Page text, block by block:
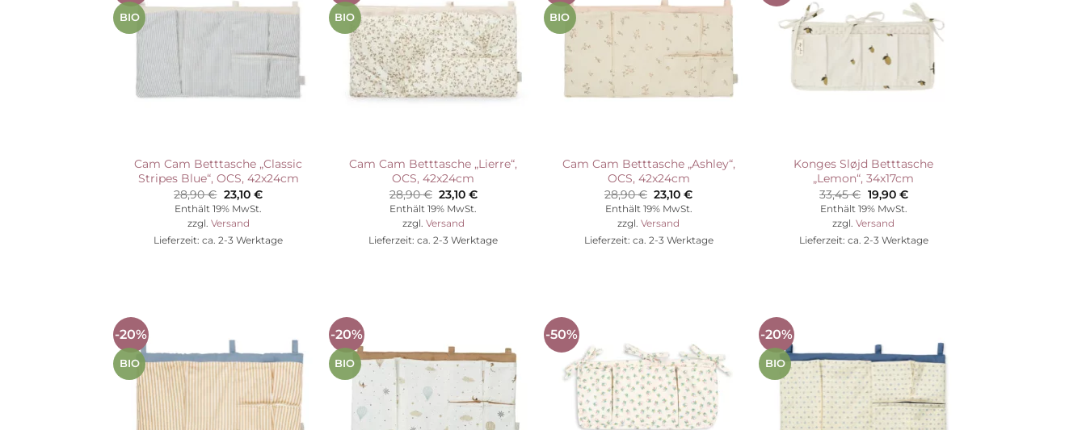
BIO
Wunschliste
Cam Cam Betttasche „Classic
Stripes Blue“, OCS, 42x24cm
28,90€ Ursprünglicher
Preis
war:
28,90 €
23,10 €Aktueller
Enthält 19% MwSt.
zzgl. Versand
Lieferzeit: ca. 2-3 Werktage
BIO
Wunschliste
Cam Cam Betttasche „Lierre“,
OCS, 42x24cm
28,90€ Ursprünglicher
Preis
war:
28,90 €
23,10€Aktueller
Enthält 19% MwSt.
zzgl. Versand
Lieferzeit: ca. 2-3 Werktage
BIO
Wunschliste
Cam Cam Betttasche „Ashley“,
OCS, 42x24cm
28,90€ Ursprünglicher
Preis
war:
28,90 €
23,10€Aktueller
Enthält 19% MwSt.
zzgl.Versand
Lieferzeit: ca. 2-3 Werktage
Wunschliste
Konges Sløjd Betttasche
„Lemon“, 34x17cm
33,45€ Ursprünglicher
Preis
war:
33,45 €
19,90 €Aktueller
Enthält 19% MwSt.
zzgl.Versand
Lieferzeit: ca. 2-3 Werktage
-20%
BIO
Auf die
-20%
BIO
Wunschliste
-50%
Wunschliste
-20%
BIO
Wunschliste